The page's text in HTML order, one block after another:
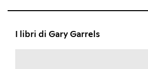
I libri di Gary Garrels